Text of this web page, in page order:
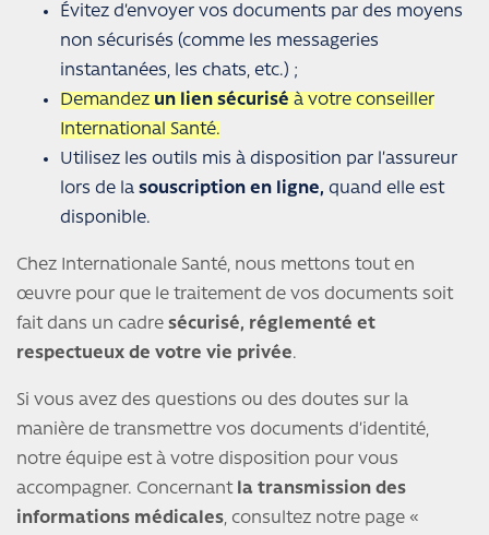
Évitez d’envoyer vos documents par des moyens
non sécurisés (comme les messageries
instantanées, les chats, etc.) ;
Demandez un lien sécurisé à votre conseiller
International Santé.
Utilisez les outils mis à disposition par l’assureur
lors de la souscription en ligne, quand elle est
disponible.
Chez Internationale Santé, nous mettons tout en
œuvre pour que le traitement de vos documents soit
fait dans un cadre sécurisé, réglementé et
respectueux de votre vie privée.
Si vous avez des questions ou des doutes sur la
manière de transmettre vos documents d’identité,
notre équipe est à votre disposition pour vous
accompagner. Concernant la transmission des
informations médicales, consultez notre page «